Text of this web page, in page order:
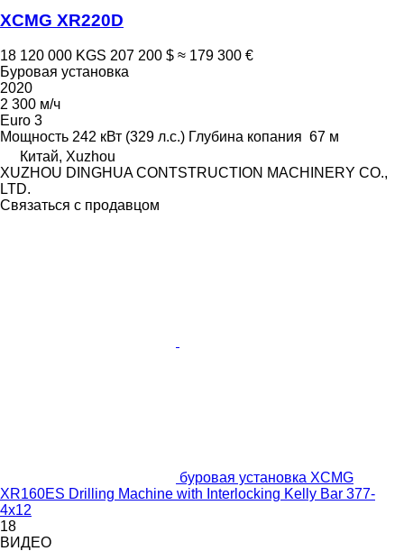
XCMG XR220D
18 120 000 KGS 207 200 $ ≈ 179 300 €
Буровая установка
2020
2 300 м/ч
Euro 3
Мощность 242 кВт (329 л.с.) Глубина копания 67 м
Китай, Xuzhou
XUZHOU DINGHUA CONTSTRUCTION MACHINERY CO.,
LTD.
Связаться с продавцом
буровая установка XCMG
XR160ES Drilling Machine with Interlocking Kelly Bar 377-
4x12
18
ВИДЕО